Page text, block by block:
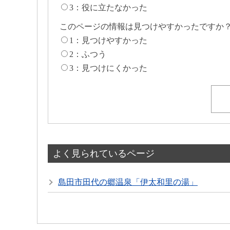
3：役に立たなかった
このページの情報は見つけやすかったですか
1：見つけやすかった
2：ふつう
3：見つけにくかった
よく見られているページ
島田市田代の郷温泉「伊太和里の湯」